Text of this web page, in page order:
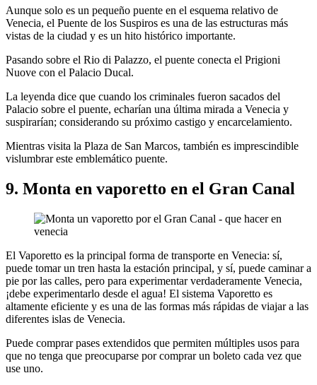
Aunque solo es un pequeño puente en el esquema relativo de
Venecia, el Puente de los Suspiros es una de las estructuras más
vistas de la ciudad y es un hito histórico importante.
Pasando sobre el Rio di Palazzo, el puente conecta el Prigioni
Nuove con el Palacio Ducal.
La leyenda dice que cuando los criminales fueron sacados del
Palacio sobre el puente, echarían una última mirada a Venecia y
suspirarían; considerando su próximo castigo y encarcelamiento.
Mientras visita la Plaza de San Marcos, también es imprescindible
vislumbrar este emblemático puente.
9. Monta en vaporetto en el Gran Canal
El Vaporetto es la principal forma de transporte en Venecia: sí,
puede tomar un tren hasta la estación principal, y sí, puede caminar a
pie por las calles, pero para experimentar verdaderamente Venecia,
¡debe experimentarlo desde el agua! El sistema Vaporetto es
altamente eficiente y es una de las formas más rápidas de viajar a las
diferentes islas de Venecia.
Puede comprar pases extendidos que permiten múltiples usos para
que no tenga que preocuparse por comprar un boleto cada vez que
use uno.